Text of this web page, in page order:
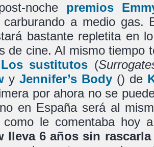
noche premios
carburando a medio gas.
bastante repletita en
de cine. Al mismo tiempo
Los sustitutos (
y Jennifer’s Body() de
por ahora no se
en España será al
como le comentaba hoy
lleva 6 años sin rascarla